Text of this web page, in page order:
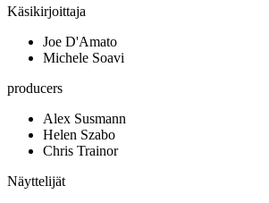
Käsikirjoittaja
Joe D'Amato
Michele Soavi
producers
Alex Susmann
Helen Szabo
Chris Trainor
Näyttelijät